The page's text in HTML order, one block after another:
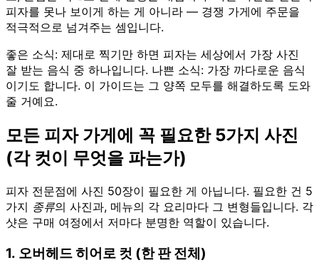
피자를 못나 보이게 하는 게 아니라 — 경쟁 가게에 주문을
적극적으로 넘겨주는 셈입니다.
좋은 소식: 제대로 찍기만 하면 피자는 세상에서 가장 사진
잘 받는 음식 중 하나입니다. 나쁜 소식: 가장 까다로운 음식
이기도 합니다. 이 가이드는 그 양쪽 모두를 해결하도록 도와
줄 거예요.
모든 피자 가게에 꼭 필요한 5가지 사진
(각 컷이 무엇을 파는가)
피자 전문점에 사진 50장이 필요한 게 아닙니다. 필요한 건 5
가지 종류의 사진과, 메뉴의 각 요리마다 그 변형들입니다. 각
샷은 구매 여정에서 저마다 분명한 역할이 있습니다.
1. 오버헤드 히어로 컷 (한 판 전체)